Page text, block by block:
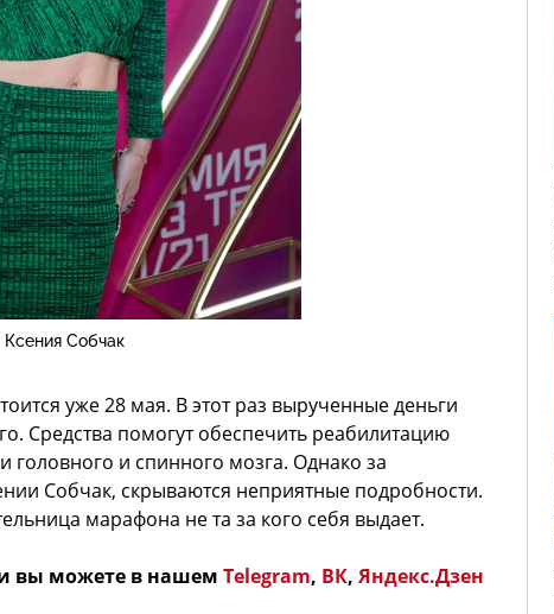
Ксения Собчак
уже 28 мая. В этот раз вырученные деньги
Средства помогут обеспечить реабилитацию
и спинного мозга. Однако за
Собчак, скрываются неприятные подробности.
марафона не та за кого себя выдает.
вы можете в нашем Telegram, ВК, Яндекс.Дзен